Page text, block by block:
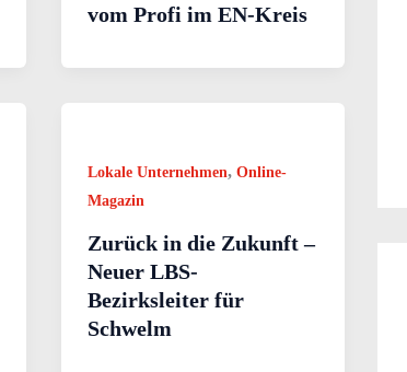
vom Profi im EN-Kreis
Lokale Unternehmen,Online-
Magazin
Zurück in die Zukunft –
Neuer LBS-
Bezirksleiter für
Schwelm